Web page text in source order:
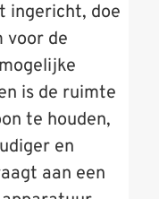
ingericht, doe
voor de
is de ruimte
te houden,
en
aan een